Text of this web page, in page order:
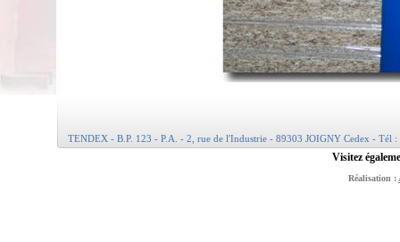
TENDEX - B.P. 123 - P.A. - 2, rue de l'Industrie - 89303 JOIGNY Cedex - Tél
Visitez
Réalisation :